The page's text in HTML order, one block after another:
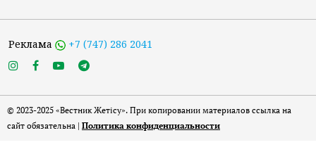
Реклама +7 (747) 286 2041
© 2023-2025 «Вестник Жетісу». При копировании материалов ссылка на
сайт обязательна | Политика конфиденциальности